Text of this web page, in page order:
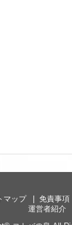
マップ 免責事項
運営者紹介